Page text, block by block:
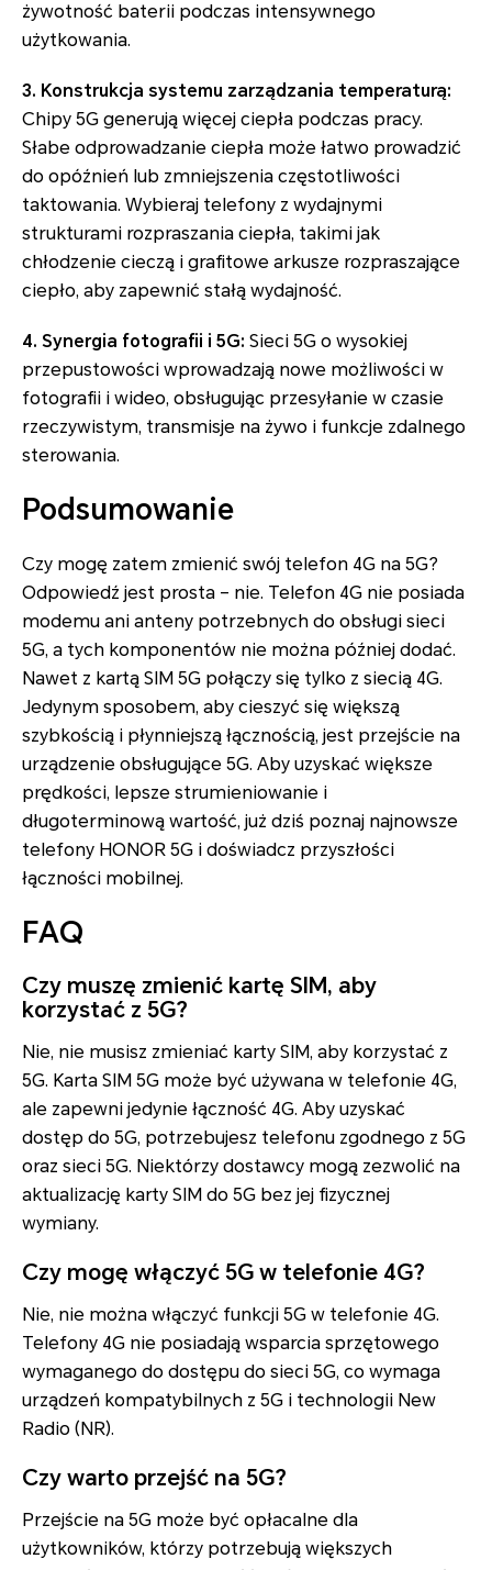
żywotność baterii podczas intensywnego
użytkowania.
3. Konstrukcja systemu zarządzania temperaturą:
Chipy 5G generują więcej ciepła podczas pracy.
Słabe odprowadzanie ciepła może łatwo prowadzić
do opóźnień lub zmniejszenia częstotliwości
taktowania. Wybieraj telefony z wydajnymi
strukturami rozpraszania ciepła, takimi jak
chłodzenie cieczą i grafitowe arkusze rozpraszające
ciepło, aby zapewnić stałą wydajność.
4. Synergia fotografii i 5G: Sieci 5G o wysokiej
przepustowości wprowadzają nowe możliwości w
fotografii i wideo, obsługując przesyłanie w czasie
rzeczywistym, transmisje na żywo i funkcje zdalnego
sterowania.
Podsumowanie
Czy mogę zatem zmienić swój telefon 4G na 5G?
Odpowiedź jest prosta – nie. Telefon 4G nie posiada
modemu ani anteny potrzebnych do obsługi sieci
5G, a tych komponentów nie można później dodać.
Nawet z kartą SIM 5G połączy się tylko z siecią 4G.
Jedynym sposobem, aby cieszyć się większą
szybkością i płynniejszą łącznością, jest przejście na
urządzenie obsługujące 5G. Aby uzyskać większe
prędkości, lepsze strumieniowanie i
długoterminową wartość, już dziś poznaj najnowsze
telefony HONOR 5G i doświadcz przyszłości
łączności mobilnej.
FAQ
Czy muszę zmienić kartę SIM, aby
korzystać z 5G?
Nie, nie musisz zmieniać karty SIM, aby korzystać z
5G. Karta SIM 5G może być używana w telefonie 4G,
ale zapewni jedynie łączność 4G. Aby uzyskać
dostęp do 5G, potrzebujesz telefonu zgodnego z 5G
oraz sieci 5G. Niektórzy dostawcy mogą zezwolić na
aktualizację karty SIM do 5G bez jej fizycznej
wymiany.
Czy mogę włączyć 5G w telefonie 4G?
Nie, nie można włączyć funkcji 5G w telefonie 4G.
Telefony 4G nie posiadają wsparcia sprzętowego
wymaganego do dostępu do sieci 5G, co wymaga
urządzeń kompatybilnych z 5G i technologii New
Radio (NR).
Czy warto przejść na 5G?
Przejście na 5G może być opłacalne dla
użytkowników, którzy potrzebują większych